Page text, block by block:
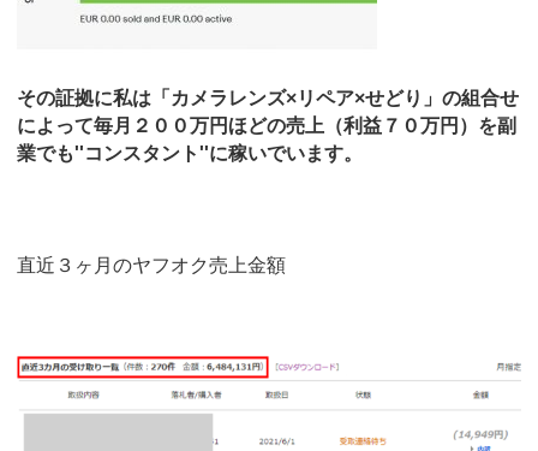
その証拠に私は「カメラレンズ×リペア×せどり」の組合せ
によって毎月２００万円ほどの売上（利益７０万円）を副
業でも''コンスタント''に稼いでいます。
直近３ヶ月のヤフオク売上金額